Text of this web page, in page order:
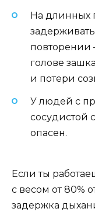
На длинных
повторении
голове
и потери
У людей с
сосудистой
опасен.
Если ты
с весом от 80%
задержка